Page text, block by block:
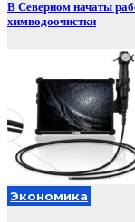
В Северном начаты
химводоочистки
Экономика